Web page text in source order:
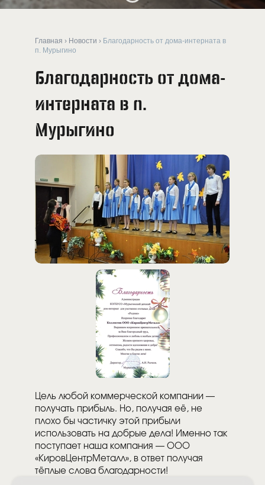
Главная › Новости › Благодарность от дома-интерната в
п. Мурыгино
Благодарность от дома-
интерната в п.
Мурыгино
Цель любой коммерческой компании —
получать прибыль. Но, получая её, не
плохо бы частичку этой прибыли
использовать на добрые дела! Именно так
поступает наша компания — ООО
«КировЦентрМеталл», в ответ получая
тёплые слова благодарности!